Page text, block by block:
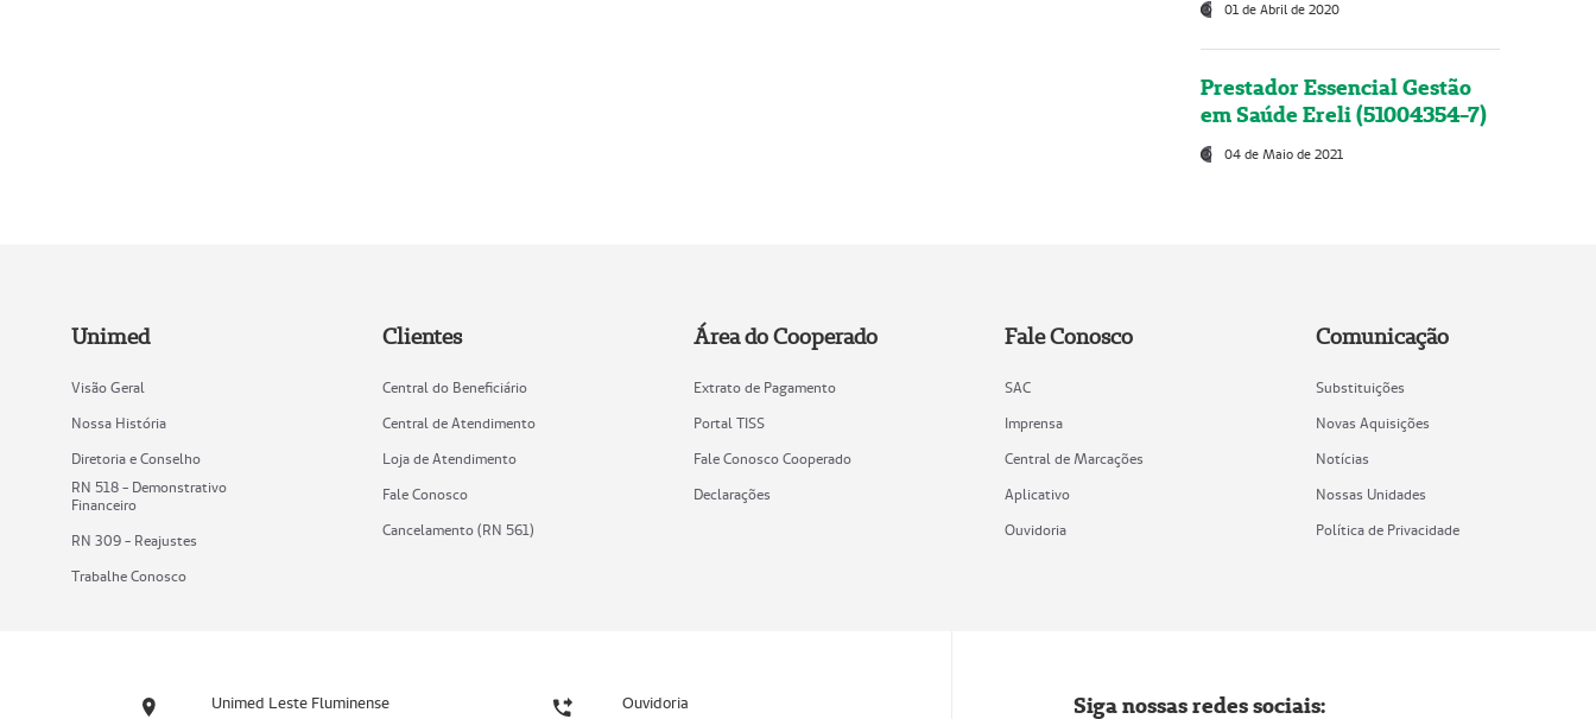
01 de Abril de 2020
Prestador Essencial Gestão
em Saúde Ereli (51004354-7)
04 de Maio de 2021
Unimed
Visão Geral
Nossa História
Diretoria e Conselho
RN 518 - Demonstrativo
Financeiro
RN 309 - Reajustes
Trabalhe Conosco
Clientes
Central do Beneficiário
Central de Atendimento
Loja de Atendimento
Fale Conosco
Cancelamento (RN 561)
Área do Cooperado
Extrato de Pagamento
Portal TISS
Fale Conosco Cooperado
Declarações
Fale Conosco
SAC
Imprensa
Central de Marcações
Aplicativo
Ouvidoria
Comunicação
Substituições
Novas Aquisições
Notícias
Nossas Unidades
Política de Privacidade
Unimed Leste Fluminense Ouvidoria Siga nossas redes sociais: